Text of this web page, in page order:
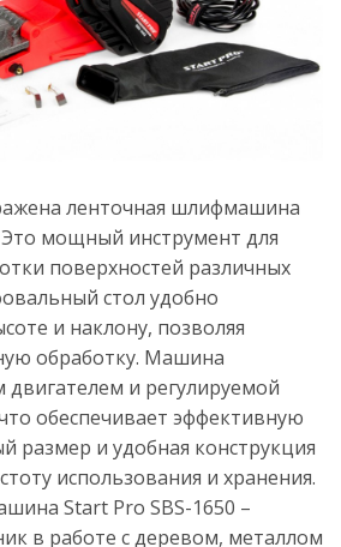
ленточная шлифмашина
Это мощный инструмент для
поверхностей различных
стол удобно
и наклону, позволяя
обработку. Машина
и регулируемой
обеспечивает эффективную
размер и удобная конструкция
использования и хранения.
Start Pro SBS-1650 –
в работе с деревом, металлом